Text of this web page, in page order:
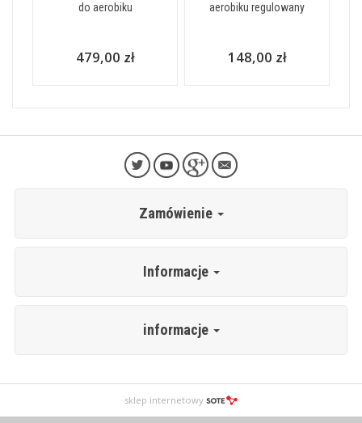
do aerobiku
479,00 zł
aerobiku regulowany
148,00 zł
Zamówienie
Informacje
informacje
sklep internetowy